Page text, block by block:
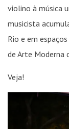
violino à música
musicista
Rio e em
de Arte Moderna
Veja!